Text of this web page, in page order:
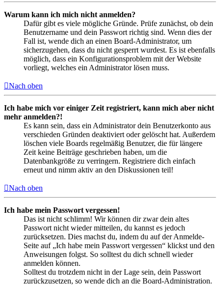
Warum kann ich mich nicht anmelden?
Dafür gibt es viele mögliche Gründe. Prüfe zunächst, ob dein
Benutzername und dein Passwort richtig sind. Wenn dies der
Fall ist, wende dich an einen Board-Administrator, um
sicherzugehen, dass du nicht gesperrt wurdest. Es ist ebenfalls
möglich, dass ein Konfigurationsproblem mit der Website
vorliegt, welches ein Administrator lösen muss.
Nach oben
Ich habe mich vor einiger Zeit registriert, kann mich aber nicht
mehr anmelden?!
Es kann sein, dass ein Administrator dein Benutzerkonto aus
verschieden Gründen deaktiviert oder gelöscht hat. Außerdem
löschen viele Boards regelmäßig Benutzer, die für längere
Zeit keine Beiträge geschrieben haben, um die
Datenbankgröße zu verringern. Registriere dich einfach
erneut und nimm aktiv an den Diskussionen teil!
Nach oben
Ich habe mein Passwort vergessen!
Das ist nicht schlimm! Wir können dir zwar dein altes
Passwort nicht wieder mitteilen, du kannst es jedoch
zurücksetzen. Dies machst du, indem du auf der Anmelde-
Seite auf „Ich habe mein Passwort vergessen“ klickst und den
Anweisungen folgst. So solltest du dich schnell wieder
anmelden können.
Solltest du trotzdem nicht in der Lage sein, dein Passwort
zurückzusetzen, so wende dich an die Board-Administration.